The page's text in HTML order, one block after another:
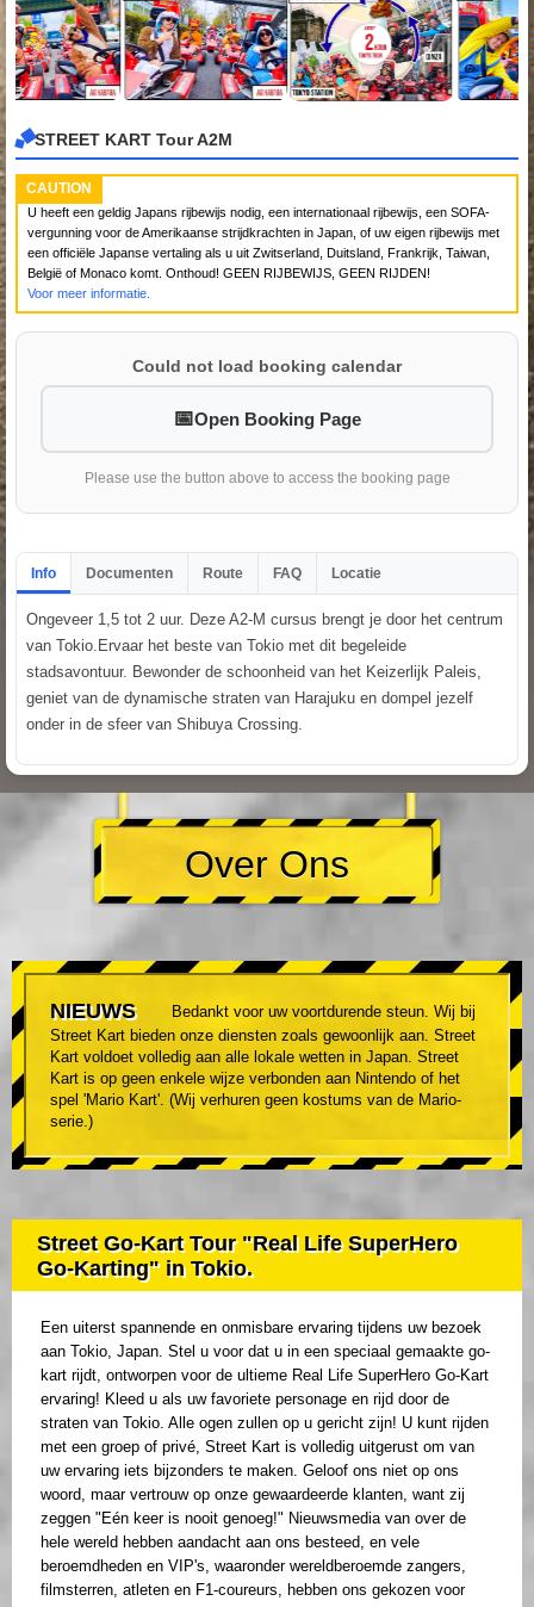
STREET KART Tour A2M
CAUTION
U heeft een geldig Japans rijbewijs nodig, een internationaal rijbewijs, een SOFA-
vergunning voor de Amerikaanse strijdkrachten in Japan, of uw eigen rijbewijs met
een officiële Japanse vertaling als u uit Zwitserland, Duitsland, Frankrijk, Taiwan,
België of Monaco komt. Onthoud! GEEN RIJBEWIJS, GEEN RIJDEN!
Voor meer informatie.
Could not load booking calendar
Open Booking Page
Please use the button above to access the booking page
Info Documenten Route FAQ Locatie
Ongeveer 1,5 tot 2 uur. Deze A2-M cursus brengt je door het centrum
van Tokio.Ervaar het beste van Tokio met dit begeleide
stadsavontuur. Bewonder de schoonheid van het Keizerlijk Paleis,
geniet van de dynamische straten van Harajuku en dompel jezelf
onder in de sfeer van Shibuya Crossing.
Over Ons
NIEUWS
Bedankt voor uw voortdurende steun. Wij bij
Street Kart bieden onze diensten zoals gewoonlijk aan. Street
Kart voldoet volledig aan alle lokale wetten in Japan. Street
Kart is op geen enkele wijze verbonden aan Nintendo of het
spel 'Mario Kart'. (Wij verhuren geen kostums van de Mario-
serie.)
Street Go-Kart Tour "Real Life SuperHero
Go-Karting" in Tokio.
Een uiterst spannende en onmisbare ervaring tijdens uw bezoek
aan Tokio, Japan. Stel u voor dat u in een speciaal gemaakte go-
kart rijdt, ontworpen voor de ultieme Real Life SuperHero Go-Kart
ervaring! Kleed u als uw favoriete personage en rijd door de
straten van Tokio. Alle ogen zullen op u gericht zijn! U kunt rijden
met een groep of privé, Street Kart is volledig uitgerust om van
uw ervaring iets bijzonders te maken. Geloof ons niet op ons
woord, maar vertrouw op onze gewaardeerde klanten, want zij
zeggen "Eén keer is nooit genoeg!" Nieuwsmedia van over de
hele wereld hebben aandacht aan ons besteed, en vele
beroemdheden en VIP's, waaronder wereldberoemde zangers,
filmsterren, atleten en F1-coureurs, hebben ons gekozen voor